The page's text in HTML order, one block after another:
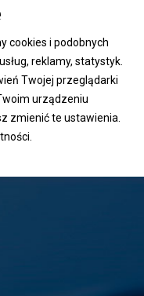
cookies i podobnych
reklamy, statystyk.
Twojej przeglądarki
urządzeniu
zmienić te ustawienia.